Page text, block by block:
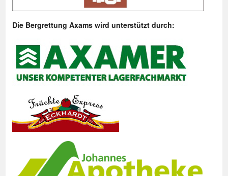
Die Bergrettung Axams wird unterstützt durch: